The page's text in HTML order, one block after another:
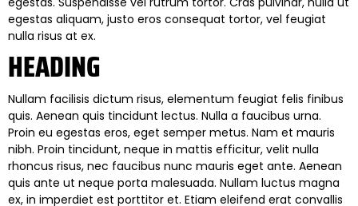
egestas aliquam, justo eros consequat tortor, vel feugiat
nulla risus at ex.
HEADING
Nullam facilisis dictum risus, elementum feugiat felis finibus
quis. Aenean quis tincidunt lectus. Nulla a faucibus urna.
Proin eu egestas eros, eget semper metus. Nam et mauris
nibh. Proin tincidunt, neque in mattis efficitur, velit nulla
rhoncus risus, nec faucibus nunc mauris eget ante. Aenean
quis ante ut neque porta malesuada. Nullam luctus magna
ex, in imperdiet est porttitor et. Etiam eleifend erat convallis